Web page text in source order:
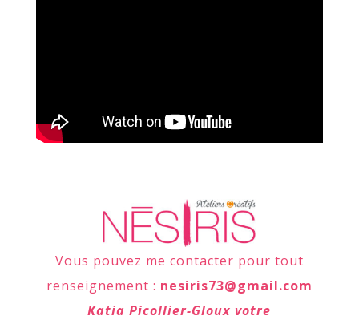
Vous pouvez me contacter pour tout
renseignement : nesiris73@gmail.com
Katia Picollier-Gloux votre